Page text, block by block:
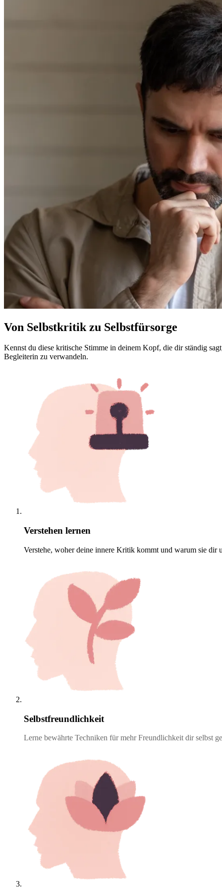
Von Selbstkritik zu Selbstfürsorge
Kennst du diese kritische Stimme in deinem Kopf, die dir ständig
Begleiterin zu verwandeln.
Verstehen lernen
Verstehe, woher deine innere Kritik kommt und warum sie dir
Selbstfreundlichkeit
Lerne bewährte Techniken für mehr Freundlichkeit dir selbst